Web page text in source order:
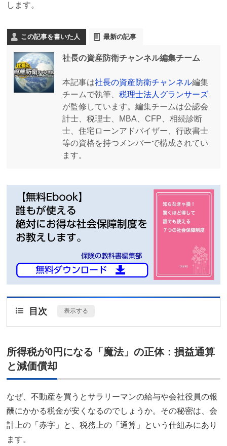
します。
この記事を書いた人 最新の記事
社長の資産防衛チャンネル編集チーム
本記事は社長の資産防衛チャンネル編集
チームで執筆、 税理士法人グランサーズ
が監修しています。編集チームは公認会
計士、税理士、MBA、CFP、相続診断
士、住宅ローンアドバイザー、行政書士
等の資格を持つメンバーで構成されてい
ます。
目次 表示する
所得税が0円になる「魔法」の正体：損益通算
と減価償却
なぜ、不動産を買うとサラリーマンの給与や会社役員の報
酬にかかる税金が安くなるのでしょうか。その秘密は、会
計上の「赤字」と、税務上の「通算」という仕組みにあり
ます。